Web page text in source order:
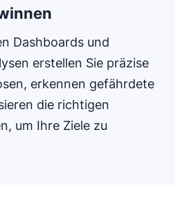
Dashboards und
erstellen Sie präzise
erkennen gefährdete
die richtigen
um Ihre Ziele zu